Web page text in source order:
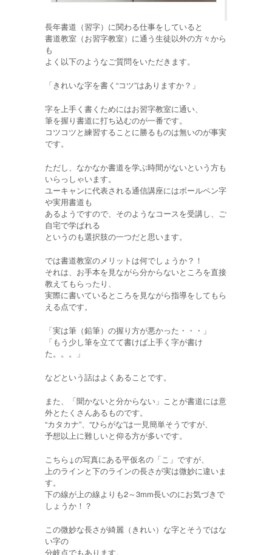
長年書道（習字）に関わる仕事をしていると
書道教室（お習字教室）に通う生徒以外の方々から
も
よく以下のようなご質問をいただきます。
「きれいな字を書く“コツ”はありますか？」
字を上手く書くためにはお習字教室に通い、
筆を握り書道に打ち込むのが一番です。
コツコツと練習することに勝るものは無いのが事実
です。
ただし、なかなか書道を学ぶ時間がないという方も
いらっしゃいます。
ユーキャンに代表される通信講座にはボールペン字
や実用書道も
あるようですので、そのようなコースを受講し、ご
自宅で学ばれる
というのも選択肢の一つだと思います。
では書道教室のメリットは何でしょうか？！
それは、お手本を見ながら分からないところを直接
教えてもらったり、
実際に書いているところを見ながら指導をしてもら
える点です。
「実は筆（鉛筆）の握り方が悪かった・・・」
「もう少し筆を立てて書けば上手く字が書け
た。。。」
などという話はよくあることです。
また、「聞かないと分からない」ことが書道には意
外とたくさんあるものです。
“カタカナ”、“ひらがな”は一見簡単そうですが、
予想以上に難しいと仰る方が多いです。
こちら↓の写真にある平仮名の「こ」ですが、
上のラインと下のラインの長さが実は微妙に違いま
す。
下の線が上の線よりも2～3mm長いのにお気づきで
しょうか！？
この微妙な長さが綺麗（きれい）な字とそうではな
い字の
分岐点でもあります。